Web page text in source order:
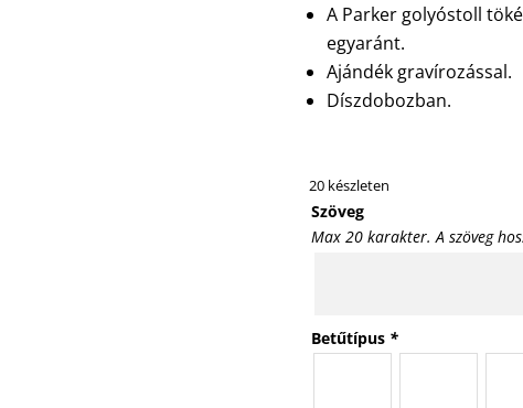
A Parker golyóstoll
egyaránt.
Ajándék gravírozással.
Díszdobozban.
20 készleten
Szöveg
Max 20 karakter. A szöveg
Betűtípus *